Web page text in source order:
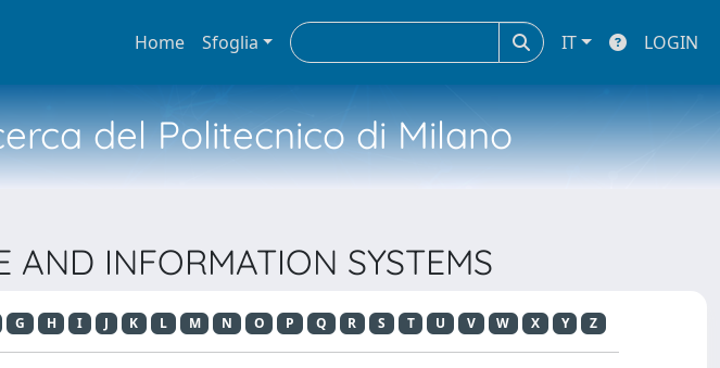
Home Sfoglia IT LOGIN
del Politecnico di Milano
INFORMATION SYSTEMS
G H I J K L M N O P Q R S T U V W X Y Z